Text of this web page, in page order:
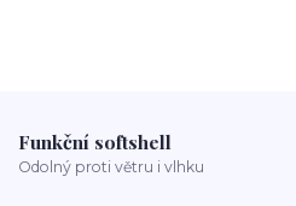
Funkční softshell
Odolný proti větru i vlhku